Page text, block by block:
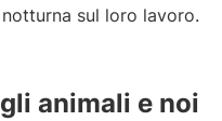
sul loro lavoro.
animali e noi